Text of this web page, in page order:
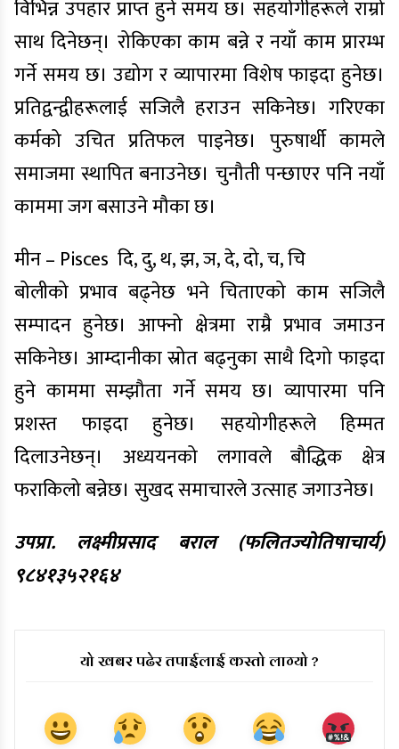
विभिन्न उपहार प्राप्त हुने समय छ। सहयोगीहरूले राम्रो
साथ दिनेछन्। रोकिएका काम बन्ने र नयाँ काम प्रारम्भ
गर्ने समय छ। उद्योग र व्यापारमा विशेष फाइदा हुनेछ।
प्रतिद्वन्द्वीहरूलाई सजिलै हराउन सकिनेछ। गरिएका
कर्मको उचित प्रतिफल पाइनेछ। पुरुषार्थी कामले
समाजमा स्थापित बनाउनेछ। चुनौती पन्छाएर पनि नयाँ
काममा जग बसाउने मौका छ।
मीन – Pisces दि, दु, थ, झ, ञ, दे, दो, च, चि
बोलीको प्रभाव बढ्नेछ भने चिताएको काम सजिलै
सम्पादन हुनेछ। आफ्नो क्षेत्रमा राम्रै प्रभाव जमाउन
सकिनेछ। आम्दानीका स्रोत बढ्नुका साथै दिगो फाइदा
हुने काममा सम्झौता गर्ने समय छ। व्यापारमा पनि
प्रशस्त फाइदा हुनेछ। सहयोगीहरूले हिम्मत
दिलाउनेछन्। अध्ययनको लगावले बौद्धिक क्षेत्र
फराकिलो बन्नेछ। सुखद समाचारले उत्साह जगाउनेछ।
उपप्रा. लक्ष्मीप्रसाद बराल (फलितज्योतिषाचार्य)
९८४१३५२१६४
यो खबर पढेर तपाईलाई कस्तो लाग्यो ?